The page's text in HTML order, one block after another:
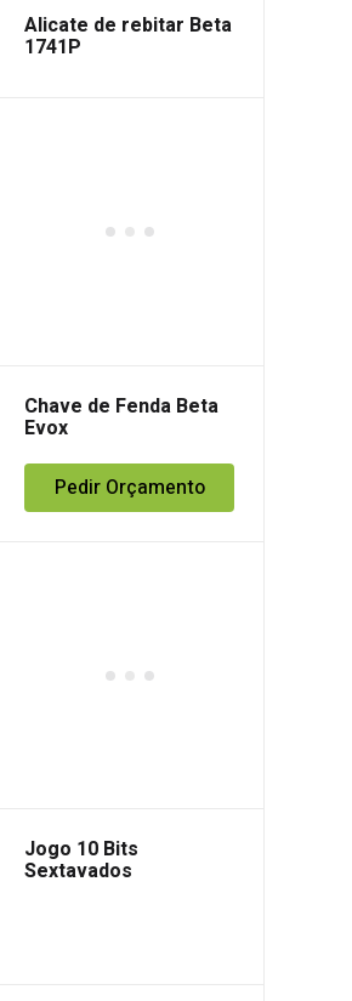
Alicate de rebitar Beta
1741P
Chave de Fenda Beta
Evox
Pedir Orçamento
Jogo 10 Bits
Sextavados